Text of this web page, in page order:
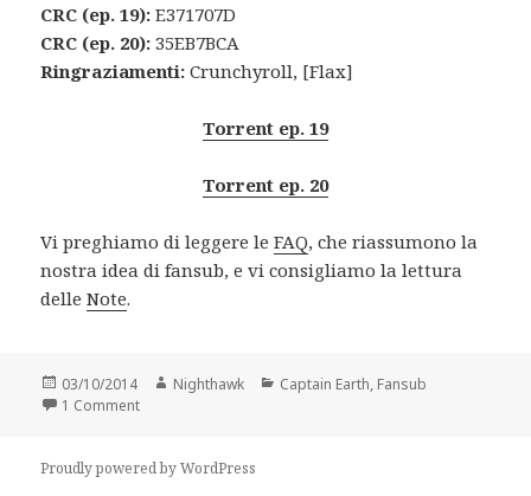
CRC (ep. 19):E371707D
CRC (ep. 20): 35EB7BCA
Ringraziamenti:Crunchyroll, [Flax]
Torrent ep. 19
Torrent ep. 20
Vi preghiamo di leggere leFAQ, che riassumono la
nostra idea di fansub, e vi consigliamo la lettura
delleNote.
Posted
on
03/10/2014 Author
Nighthawk Categories
Captain Earth Fansub
1 Commenton Captain Earth – Episodi 19 & 20
Proudly powered by WordPress